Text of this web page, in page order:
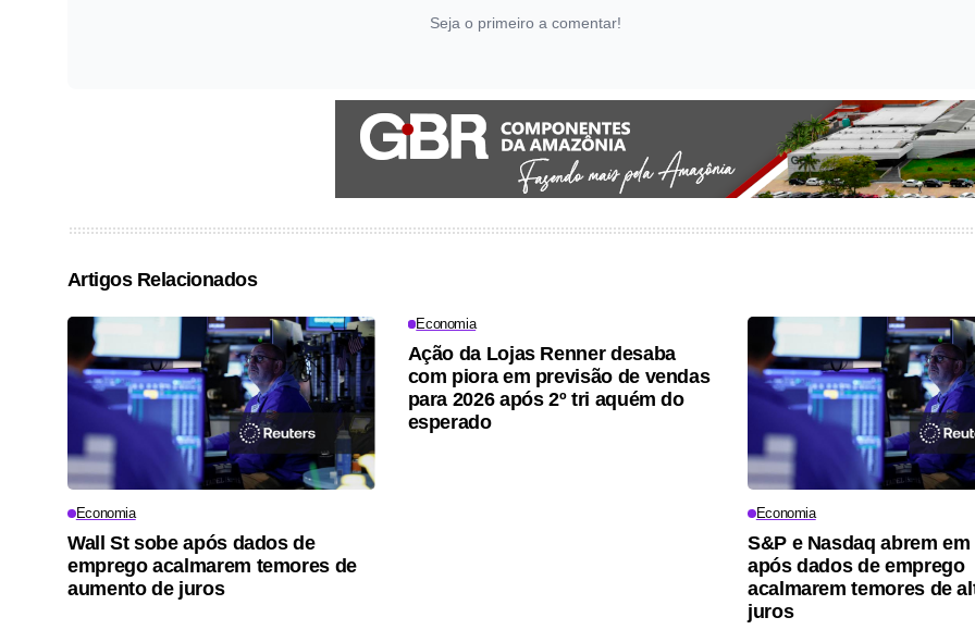
Seja o primeiro a comentar!
Artigos Relacionados
Economia
Wall St sobe após dados de
emprego acalmarem temores de
aumento de juros
Economia
Ação da Lojas Renner desaba
com piora em previsão de vendas
para 2026 após 2º tri aquém do
esperado
Economia
S&P e Nasdaq abrem em
após dados de emprego
acalmarem temores de
juros